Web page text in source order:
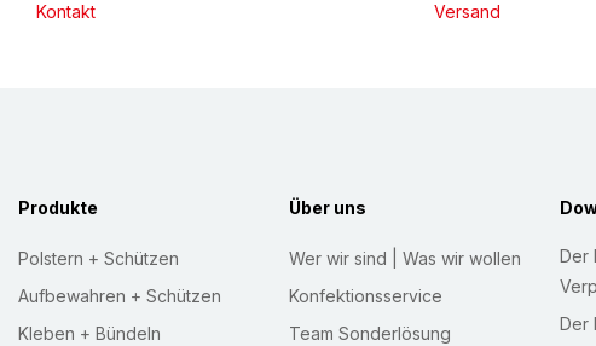
Kontakt
Versand
Produkte
Polstern + Schützen
Aufbewahren + Schützen
Kleben + Bündeln
Über uns
Wer wir sind | Was wir wollen
Konfektionsservice
Team Sonderlösung
Der
Der